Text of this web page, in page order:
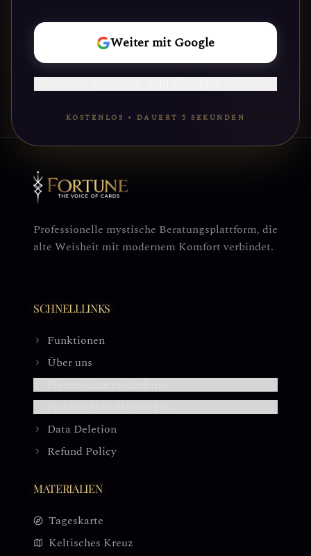
Weiter mit Google
KOSTENLOS • DAUERT 5 SEKUNDEN
REISE
BEGINNEN
Professionelle mystische Beratungsplattform, die
alte Weisheit mit modernem Komfort verbindet.
SCHNELLLINKS
Funktionen
Über uns
Data Deletion
Refund Policy
MATERIALIEN
Tageskarte
Keltisches Kreuz